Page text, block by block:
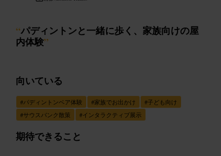
“パディントンと一緒に歩く、家族向けの屋
内体験”
向いている
#パディントンベア体験 #家族でお出かけ #子ども向け
#サウスバンク散策 #インタラクティブ展示
期待できること